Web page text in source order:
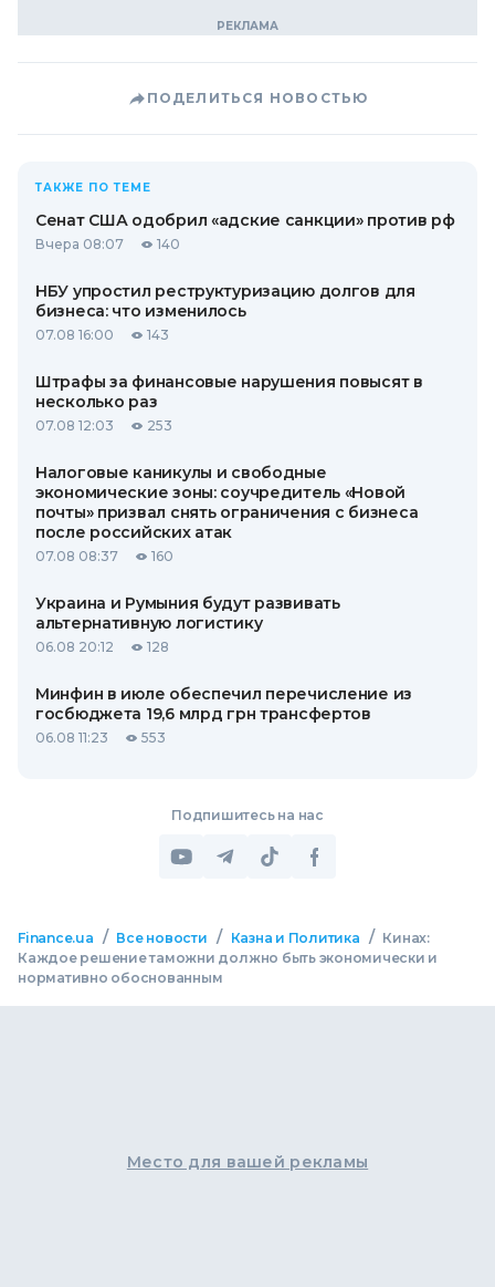
ПОДЕЛИТЬСЯ НОВОСТЬЮ
ТАКЖЕ ПО ТЕМЕ
Сенат США одобрил «адские санкции» против рф
Вчера 08:07 140
НБУ упростил реструктуризацию долгов для
бизнеса: что изменилось
07.08 16:00 143
Штрафы за финансовые нарушения повысят в
несколько раз
07.08 12:03 253
Налоговые каникулы и свободные
экономические зоны: соучредитель «Новой
почты» призвал снять ограничения с бизнеса
после российских атак
07.08 08:37 160
Украина и Румыния будут развивать
альтернативную логистику
06.08 20:12 128
Минфин в июле обеспечил перечисление из
госбюджета 19,6 млрд грн трансфертов
06.08 11:23 553
Подпишитесь на нас
Finance.ua / Все новости / Казна и Политика / Кинах:
Каждое решение таможни должно быть экономически и
нормативно обоснованным
Место для вашей рекламы